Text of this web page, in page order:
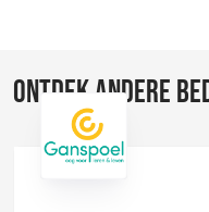
ONTDEK ANDERE